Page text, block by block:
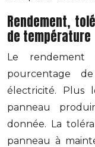
Rendement,
de température
Le rendement
pourcentage
électricité. Plus
panneau
donnée. La
panneau à